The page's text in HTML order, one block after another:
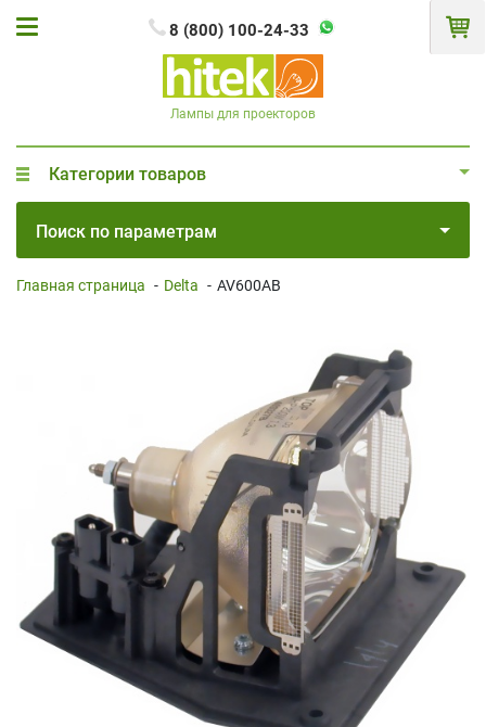
8 (800) 100-24-33
Лампы для проекторов
Категории товаров
Поиск по параметрам
Главная страница - Delta - AV600AB